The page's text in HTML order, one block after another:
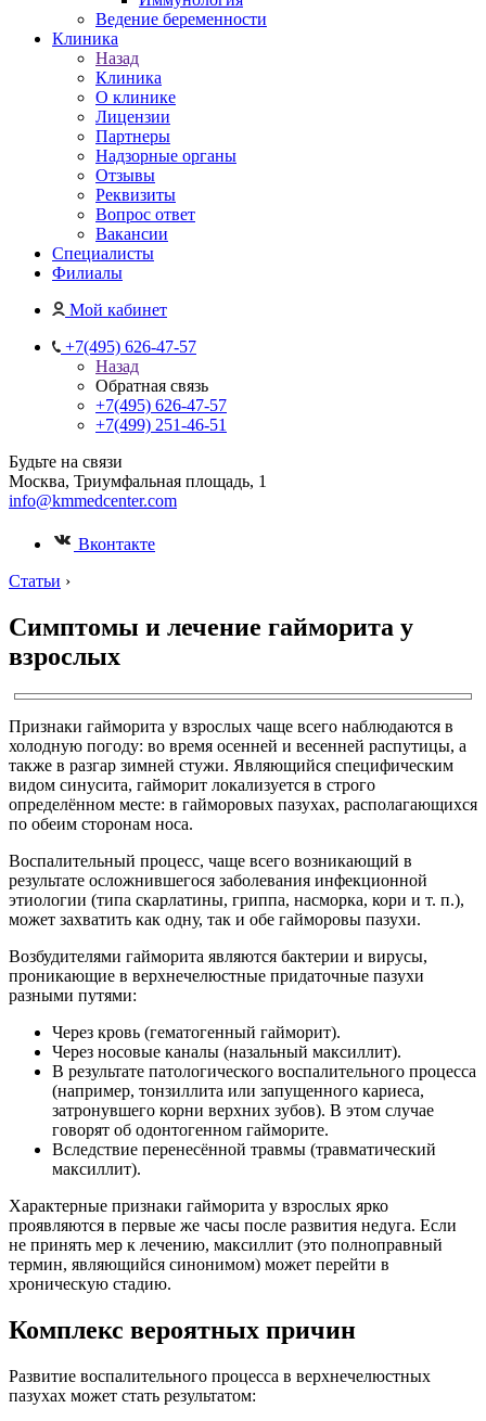
Ведение беременности
Клиника
Назад
Клиника
О клинике
Лицензии
Партнеры
Надзорные органы
Отзывы
Реквизиты
Вопрос ответ
Вакансии
Специалисты
Филиалы
Мой кабинет
+7(495) 626-47-57
Назад
Обратная связь
+7(495) 626-47-57
+7(499) 251-46-51
Будьте на связи
Москва, Триумфальная площадь, 1
info@kmmedcenter.com
Вконтакте
Статьи ›
Симптомы и лечение гайморита у
взрослых
Признаки гайморита у взрослых чаще всего наблюдаются в
холодную погоду: во время осенней и весенней распутицы, а
также в разгар зимней стужи. Являющийся специфическим
видом синусита, гайморит локализуется в строго
определённом месте: в гайморовых пазухах, располагающихся
по обеим сторонам носа.
Воспалительный процесс, чаще всего возникающий в
результате осложнившегося заболевания инфекционной
этиологии (типа скарлатины, гриппа, насморка, кори и т. п.),
может захватить как одну, так и обе гайморовы пазухи.
Возбудителями гайморита являются бактерии и вирусы,
проникающие в верхнечелюстные придаточные пазухи
разными путями:
Через кровь (гематогенный гайморит).
Через носовые каналы (назальный максиллит).
В результате патологического воспалительного процесса
(например, тонзиллита или запущенного кариеса,
затронувшего корни верхних зубов). В этом случае
говорят об одонтогенном гайморите.
Вследствие перенесённой травмы (травматический
максиллит).
Характерные признаки гайморита у взрослых ярко
проявляются в первые же часы после развития недуга. Если
не принять мер к лечению, максиллит (это полноправный
термин, являющийся синонимом) может перейти в
хроническую стадию.
Комплекс вероятных причин
Развитие воспалительного процесса в верхнечелюстных
пазухах может стать результатом: